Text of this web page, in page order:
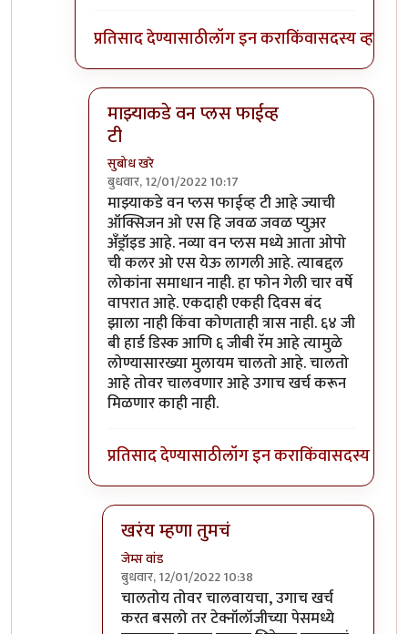
प्रतिसाद देण्यासाठीलॉग इन कराकिंवासदस्य व्हा
माझ्याकडे वन प्लस फाईव्ह
टी
सुबोध खरे
बुधवार, 12/01/2022 10:17
In reply toअसंच काही नाहीbyजेम्स वांड
माझ्याकडे वन प्लस फाईव्ह टी आहे ज्याची
ऑक्सिजन ओ एस हि जवळ जवळ प्युअर
अँड्रॉइड आहे. नव्या वन प्लस मध्ये आता ओपो
ची कलर ओ एस येऊ लागली आहे. त्याबद्दल
लोकांना समाधान नाही. हा फोन गेली चार वर्षे
वापरात आहे. एकदाही एकही दिवस बंद
झाला नाही किंवा कोणताही त्रास नाही. ६४ जी
बी हार्ड डिस्क आणि ६ जीबी रॅम आहे त्यामुळे
लोण्यासारख्या मुलायम चालतो आहे. चालतो
आहे तोवर चालवणार आहे उगाच खर्च करून
मिळणार काही नाही.
प्रतिसाद देण्यासाठीलॉग इन कराकिंवासदस्य व्हा
खरंय म्हणा तुमचं
जेम्स वांड
बुधवार, 12/01/2022 10:38
In reply toमाझ्याकडे वन प्लस फाईव्ह टी
चालतोय तोवर चालवायचा, उगाच खर्च
करत बसलो तर टेक्नॉलॉजीच्या पेसमध्ये